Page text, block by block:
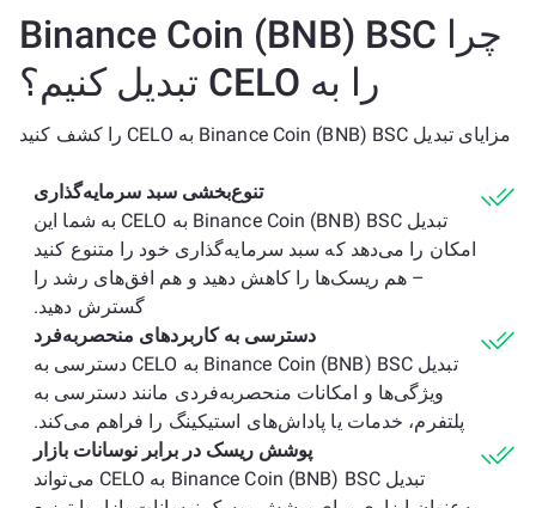
چرا Binance Coin (BNB) BSC
را به CELO تبدیل کنیم؟
مزایای تبدیل Binance Coin (BNB) BSC به CELO را کشف کنید
تنوع‌بخشی سبد سرمایه‌گذاری
تبدیل Binance Coin (BNB) BSC به CELO به شما این
امکان را می‌دهد که سبد سرمایه‌گذاری خود را متنوع کنید
– هم ریسک‌ها را کاهش دهید و هم افق‌های رشد را
گسترش دهید.
دسترسی به کاربردهای منحصربه‌فرد
تبدیل Binance Coin (BNB) BSC به CELO دسترسی به
ویژگی‌ها و امکانات منحصربه‌فردی مانند دسترسی به
پلتفرم، خدمات یا پاداش‌های استیکینگ را فراهم می‌کند.
پوشش ریسک در برابر نوسانات بازار
تبدیل Binance Coin (BNB) BSC به CELO می‌تواند